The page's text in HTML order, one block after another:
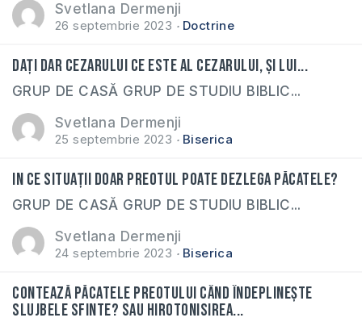
Svetlana Dermenji
26 septembrie 2023 Doctrine
Daţi dar Cezarului ce este al Cezarului, și lui...
GRUP DE CASĂ GRUP DE STUDIU BIBLIC...
Svetlana Dermenji
25 septembrie 2023 Biserica
In ce situații doar preotul poate dezlega păcatele?
GRUP DE CASĂ GRUP DE STUDIU BIBLIC...
Svetlana Dermenji
24 septembrie 2023 Biserica
Contează păcatele preotului când îndeplinește
slujbele sfinte? Sau hirotonisirea...